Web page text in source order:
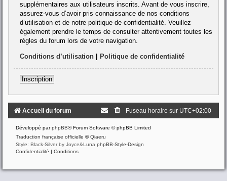
supplémentaires aux utilisateurs inscrits. Avant de vous inscrire,
assurez-vous d’avoir pris connaissance de nos conditions
d’utilisation et de notre politique de confidentialité. Veuillez
également prendre le temps de consulter attentivement toutes les
règles du forum lors de votre navigation.
Conditions d’utilisation Politique de confidentialité
Inscription
Accueil du forum Fuseau horaire sur UTC+02:00
Développé parphpBB® Forum Software © phpBB Limited
Traduction française officielle ©Qiaeru
Style: Black-Silver by Joyce&Luna phpBB-Style-Design
Confidentialité | Conditions